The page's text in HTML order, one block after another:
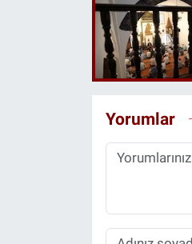
Yorumlar